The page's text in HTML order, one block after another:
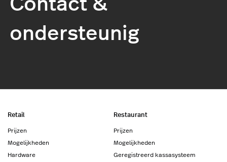
ondersteunig
Retail
Prijzen
Mogelijkheden
Hardware
Restaurant
Prijzen
Mogelijkheden
Geregistreerd kassasysteem